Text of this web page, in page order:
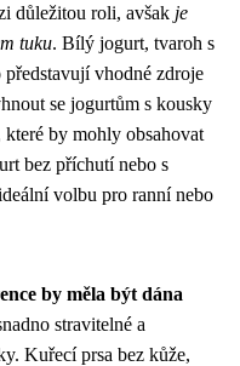
důležitou roli, avšak je
tuku. Bílý jogurt, tvaroh s
vhodné zdroje
se jogurtům s kousky
by mohly obsahovat
bez příchutí nebo s
volbu pro ranní nebo
by měla být dána
stravitelné a
Kuřecí prsa bez kůže,